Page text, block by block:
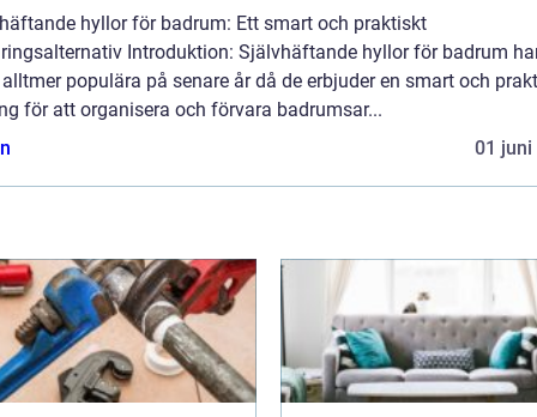
hyllor för badrum: Ett smart och praktiskt
Introduktion: Självhäftande hyllor för badrum
populära på senare år då de erbjuder en smart och
för att organisera och förvara badrumsar...
01 juni